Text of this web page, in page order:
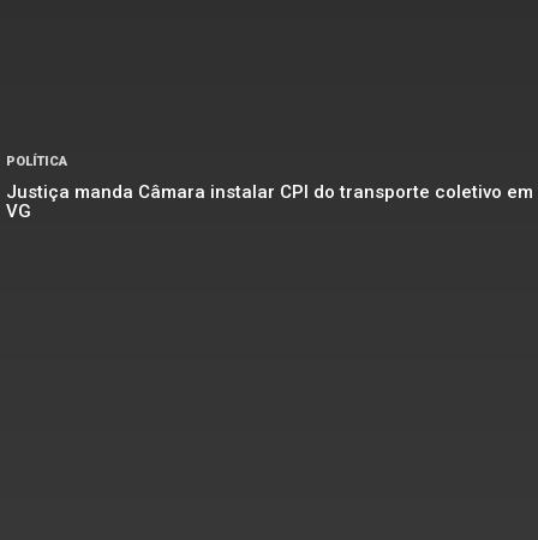
POLÍTICA
Justiça manda Câmara instalar CPI do transporte coletivo em
VG